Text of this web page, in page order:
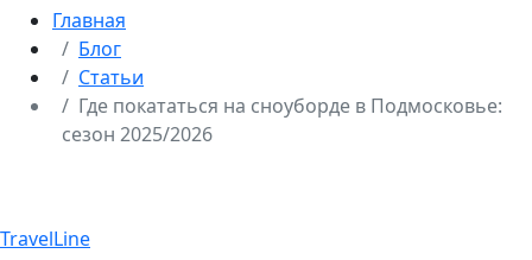
Главная
Блог
Статьи
Где покататься на сноуборде в Подмосковье:
сезон 2025/2026
TravelLine